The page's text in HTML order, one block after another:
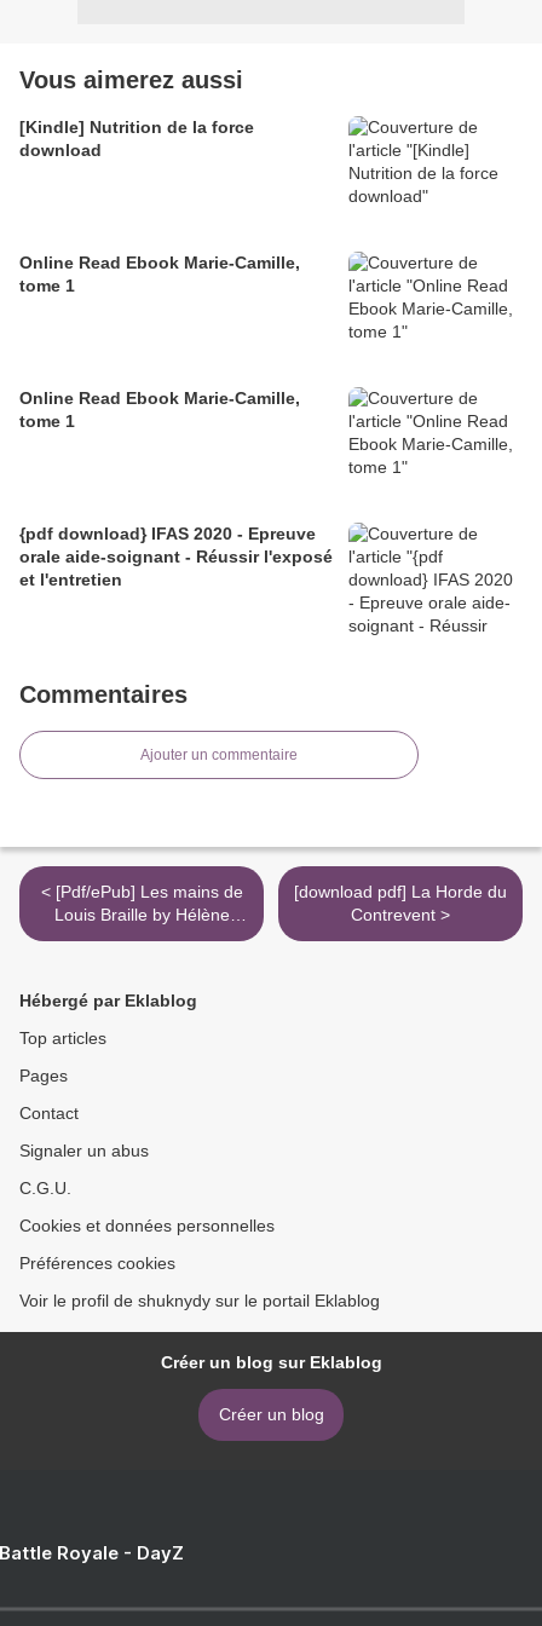
Vous aimerez aussi
[Kindle] Nutrition de la force
download
Online Read Ebook Marie-Camille,
tome 1
Online Read Ebook Marie-Camille,
tome 1
{pdf download} IFAS 2020 - Epreuve
orale aide-soignant - Réussir l'exposé
et l'entretien
Commentaires
Ajouter un commentaire
< [Pdf/ePub] Les mains de
Louis Braille by Hélène
Jousse download ebook
[download pdf] La Horde du
Contrevent >
Hébergé par Eklablog
Top articles
Pages
Contact
Signaler un abus
C.G.U.
Cookies et données personnelles
Préférences cookies
Voir le profil de shuknydy sur le portail Eklablog
Créer un blog sur Eklablog
Créer un blog
Royale - DayZ